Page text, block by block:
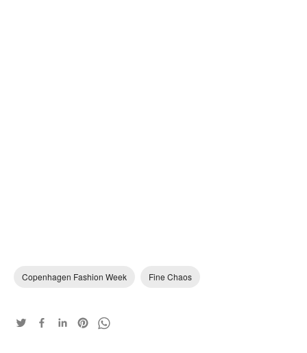
Copenhagen Fashion Week Fine Chaos